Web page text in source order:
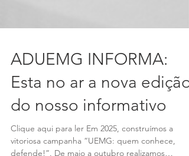
ADUEMG INFORMA:
Esta no ar a nova edição
do nosso informativo
Clique aqui para ler Em 2025, construímos a